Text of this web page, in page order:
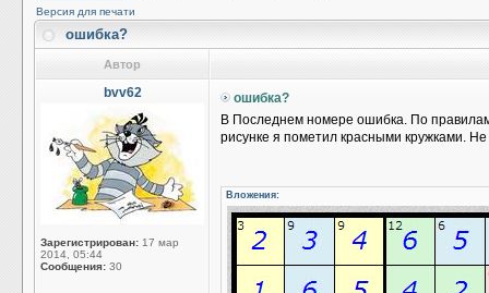
Версия для печати
ошибка?
Автор
bvv62
Зарегистрирован: 17 мар
2014, 05:44
Сообщения: 30
ошибка?
В Последнем номере ошибка. По
рисунке я пометил красными кружками.
Вложения: